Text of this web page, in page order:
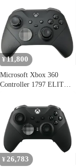
¥ 11,800
Microsoft Xbox 360
Controller 1797 ELITE
コントローラー 中古
H11515921
¥ 26,783